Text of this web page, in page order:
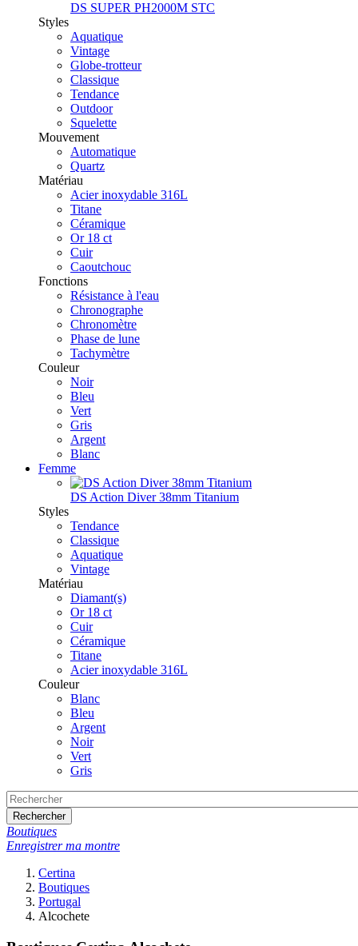
DS SUPER PH2000M STC
Styles
Aquatique
Vintage
Globe-trotteur
Classique
Tendance
Outdoor
Squelette
Mouvement
Automatique
Quartz
Matériau
Acier inoxydable 316L
Titane
Céramique
Or 18 ct
Cuir
Caoutchouc
Fonctions
Résistance à l'eau
Chronographe
Chronomètre
Phase de lune
Tachymètre
Couleur
Noir
Bleu
Vert
Gris
Argent
Blanc
Femme
DS Action Diver 38mm Titanium
Styles
Tendance
Classique
Aquatique
Vintage
Matériau
Diamant(s)
Or 18 ct
Cuir
Céramique
Titane
Acier inoxydable 316L
Couleur
Blanc
Bleu
Argent
Noir
Vert
Gris
Rechercher
Boutiques
Enregistrer ma montre
Certina
Boutiques
Portugal
Alcochete